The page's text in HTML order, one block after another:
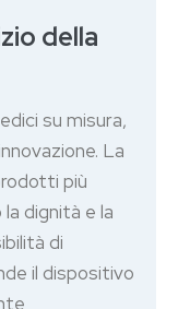
della
su misura,
La
più
dignità e la
di
il dispositivo